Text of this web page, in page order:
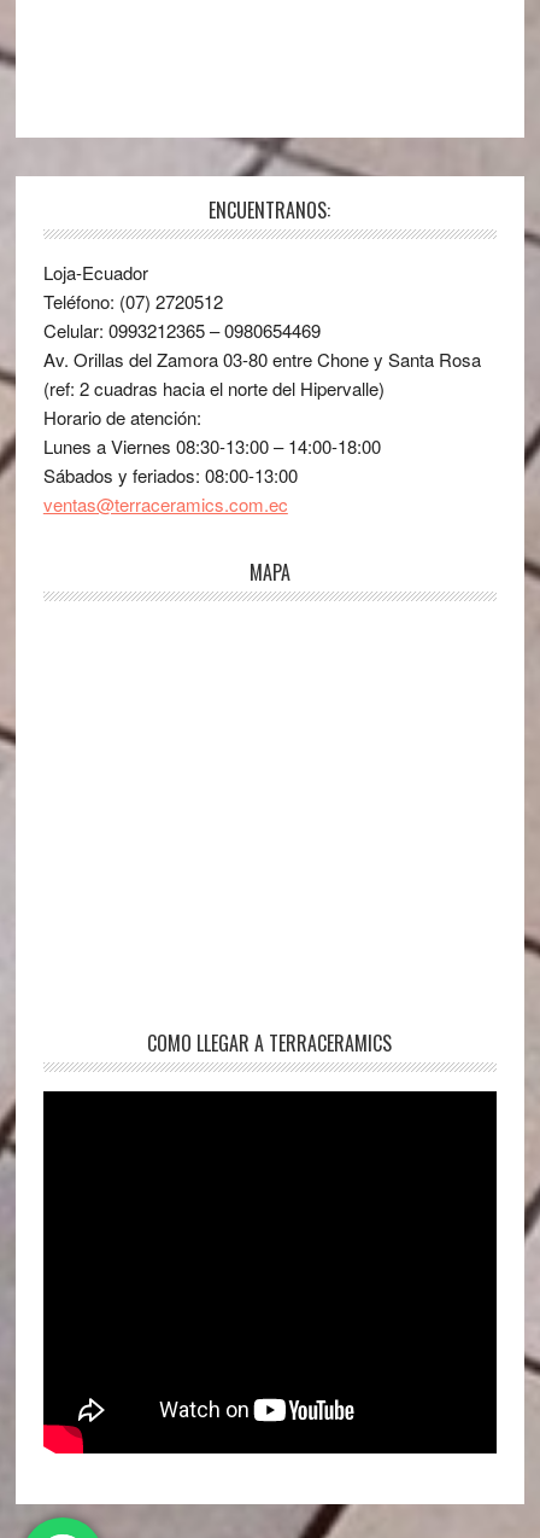
ENCUENTRANOS:
Loja-Ecuador
Teléfono: (07) 2720512
Celular: 0993212365 – 0980654469
Av. Orillas del Zamora 03-80 entre Chone y Santa Rosa
(ref: 2 cuadras hacia el norte del Hipervalle)
Horario de atención:
Lunes a Viernes 08:30-13:00 – 14:00-18:00
Sábados y feriados: 08:00-13:00
ventas@terraceramics.com.ec
MAPA
COMO LLEGAR A TERRACERAMICS